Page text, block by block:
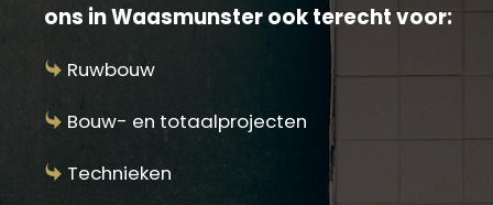
ons in Waasmunster ook terecht voor:
Ruwbouw
Bouw- en totaalprojecten
Technieken